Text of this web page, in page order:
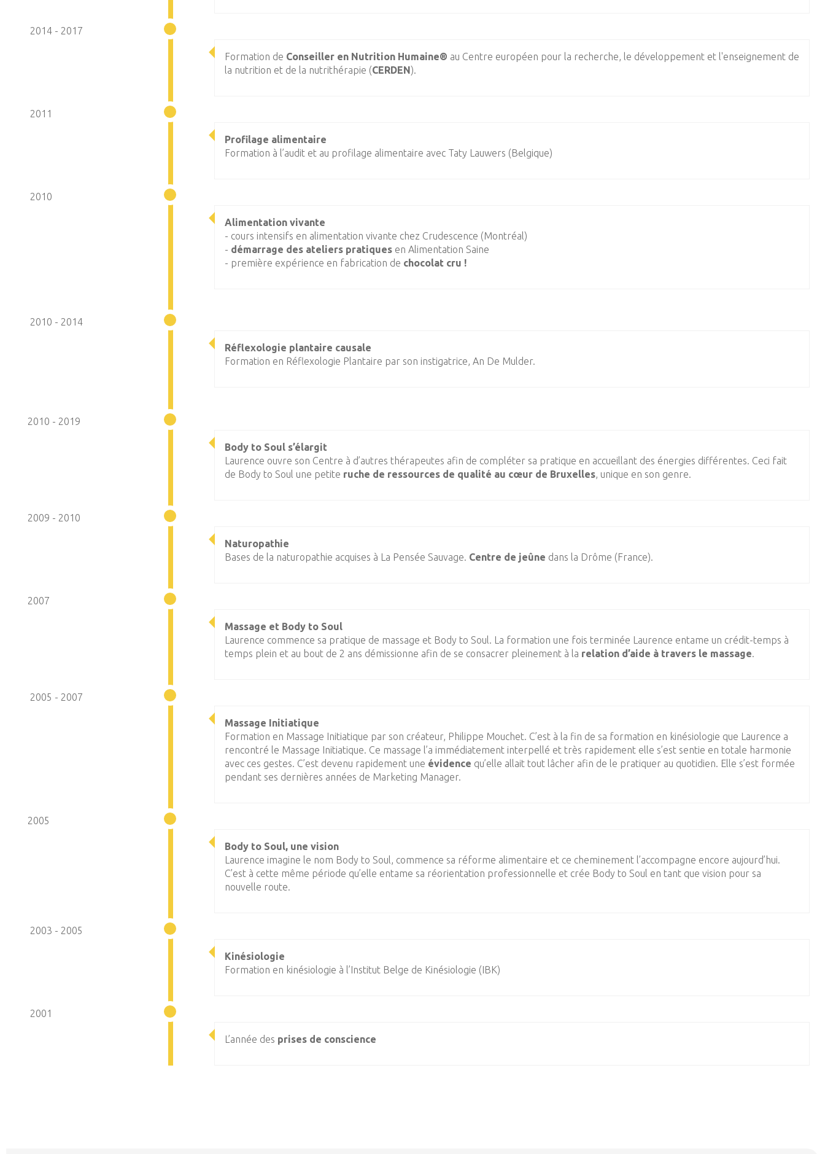
2014 - 2017
Formation de Conseiller en Nutrition Humaine® au Centre européen pour la recherche, le développement et l'enseignement de
la nutrition et de la nutrithérapie (CERDEN).
2011
Profilage alimentaire
Formation à l’audit et au profilage alimentaire avec Taty Lauwers (Belgique)
2010
Alimentation vivante
- cours intensifs en alimentation vivante chez Crudescence (Montréal)
- démarrage des ateliers pratiquesen Alimentation Saine
- première expérience en fabrication de chocolat cru !
2010 - 2014
Réflexologie plantaire causale
Formation en Réflexologie Plantaire par son instigatrice, An De Mulder.
2010 - 2019
Body to Soul s’élargit
Laurence ouvre son Centre à d’autres thérapeutes afin de compléter sa pratique en accueillant des énergies différentes. Ceci fait
de Body to Soul une petite ruche de ressources de qualité au cœur de Bruxelles, unique en son genre.
2009 - 2010
Naturopathie
Bases de la naturopathie acquises à La Pensée Sauvage. Centre de jeûne dans la Drôme (France).
2007
Massage et Body to Soul
Laurence commence sa pratique de massage et Body to Soul. La formation une fois terminée Laurence entame un crédit-temps à
temps plein et au bout de 2 ans démissionne afin de se consacrer pleinement à la relation d’aide à travers le massage.
2005 - 2007
Massage Initiatique
Formation en Massage Initiatique par son créateur, Philippe Mouchet. C’est à la fin de sa formation en kinésiologie que Laurence a
rencontré le Massage Initiatique. Ce massage l’a immédiatement interpellé et très rapidement elle s’est sentie en totale harmonie
avec ces gestes. C’est devenu rapidement une évidence qu’elle allait tout lâcher afin de le pratiquer au quotidien. Elle s’est formée
pendant ses dernières années de Marketing Manager.
2005
Body to Soul, une vision
Laurence imagine le nom Body to Soul, commence sa réforme alimentaire et ce cheminement l’accompagne encore aujourd’hui.
C’est à cette même période qu’elle entame sa réorientation professionnelle et crée Body to Soul en tant que vision pour sa
nouvelle route.
2003 - 2005
Kinésiologie
Formation en kinésiologie à l’Institut Belge de Kinésiologie (IBK)
2001
L’année des prises de conscience